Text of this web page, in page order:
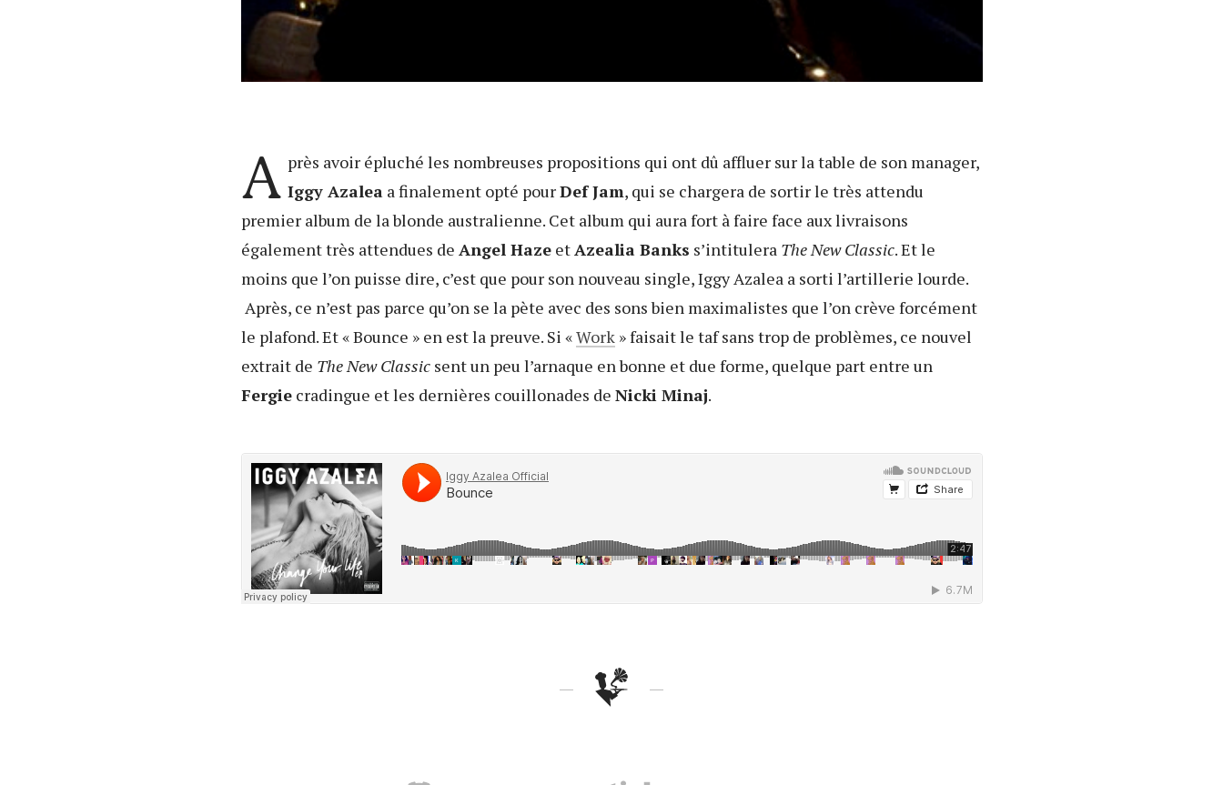
A près avoir épluché les nombreuses propositions qui ont dû affluer sur la table de son manager,
Iggy Azaleaa finalement opté pourDef Jam, qui se chargera de sortir le très attendu
premier album de la blonde australienne. Cet album qui aura fort à faire face aux livraisons
également très attendues de Angel HazeetAzealia Banks s’intitulera The New Classic. Et le
moins que l’on puisse dire, c’est que pour son nouveau single, Iggy Azalea a sorti l’artillerie lourde.
Après, ce n’est pas parce qu’on se la pète avec des sons bien maximalistes que l’on crève forcément
le plafond. Et « Bounce » en est la preuve. Si «Work» faisait le taf sans trop de problèmes, ce nouvel
extrait de The New Classicsent un peu l’arnaque en bonne et due forme, quelque part entre un
Fergiecradingue et les dernières couillonades de Nicki Minaj.